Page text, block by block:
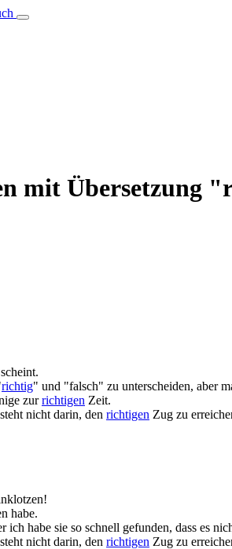
mit Übersetzung
scheint.
richtig" und "falsch" zu unterscheiden, aber
zurrichtigen Zeit.
nicht darin, den richtigen Zug zu
habe.
ich habe sie so schnell gefunden, dass es
nicht darin, den richtigen Zug zu